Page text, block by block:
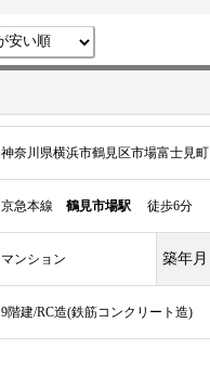
神奈川県横浜市鶴見区市場富士見町
京急本線 鶴見市場駅 徒歩6分
マンション 築年月
9階建/RC造(鉄筋コンクリート造)